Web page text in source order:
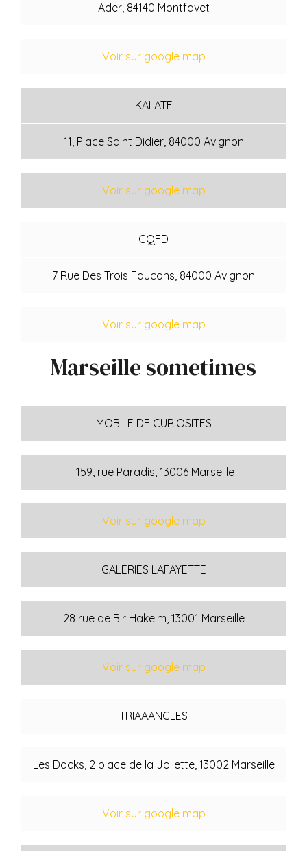
Ader, 84140 Montfavet
Voir sur google map
KALATE
11, Place Saint Didier, 84000 Avignon
Voir sur google map
CQFD
7 Rue Des Trois Faucons, 84000 Avignon
Voir sur google map
Marseille sometimes
MOBILE DE CURIOSITES
159, rue Paradis, 13006 Marseille
Voir sur google map
GALERIES LAFAYETTE
28 rue de Bir Hakeim, 13001 Marseille
Voir sur google map
TRIAAANGLES
Les Docks, 2 place de la Joliette, 13002 Marseille
Voir sur google map